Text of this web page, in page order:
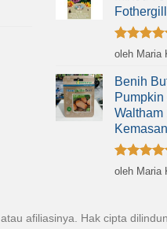
Dinilai5
oleh Maria
Benih
Waltham
Dinilai5
oleh Maria
atau afiliasinya. Hak cipta